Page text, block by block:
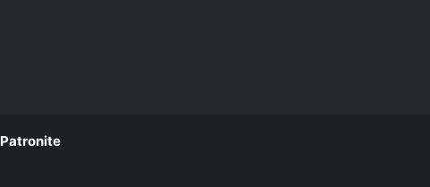
Patronite